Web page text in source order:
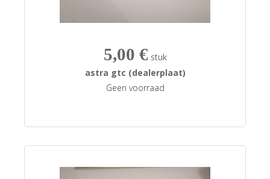
5,00 € stuk
astra gtc (dealerplaat)
Geen voorraad